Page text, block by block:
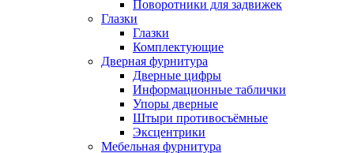
Поворотники для задвижек
Глазки
Глазки
Комплектующие
Дверная фурнитура
Дверные цифры
Информационные таблички
Упоры дверные
Штыри противосъёмные
Эксцентрики
Мебельная фурнитура